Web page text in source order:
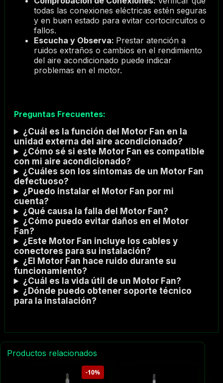
todas las conexiones eléctricas estén seguras
y en buen estado para evitar cortocircuitos o
fallos.
Escucha y Observa: Prestar atención a
ruidos extraños o cambios en el rendimiento
del aire acondicionado puede indicar
problemas en el motor.
Preguntas Frecuentes:
¿Cuál es la función del Motor Fan en la
unidad externa del aire acondicionado?
¿Cómo sé si este Motor Fan es compatible
con mi aire acondicionado?
¿Cuáles son los síntomas de un Motor Fan
defectuoso?
¿Puedo instalar el Motor Fan por mi
cuenta?
¿Qué causa la falla del Motor Fan?
¿Cómo puedo evitar daños en el Motor
Fan?
¿Este Motor Fan incluye los cables y
conectores para su instalación?
¿El Motor Fan hace ruido durante su
funcionamiento?
¿Cuál es la vida útil de un Motor Fan?
¿Dónde puedo obtener soporte técnico
para la instalación?
Productos relacionados
-10%